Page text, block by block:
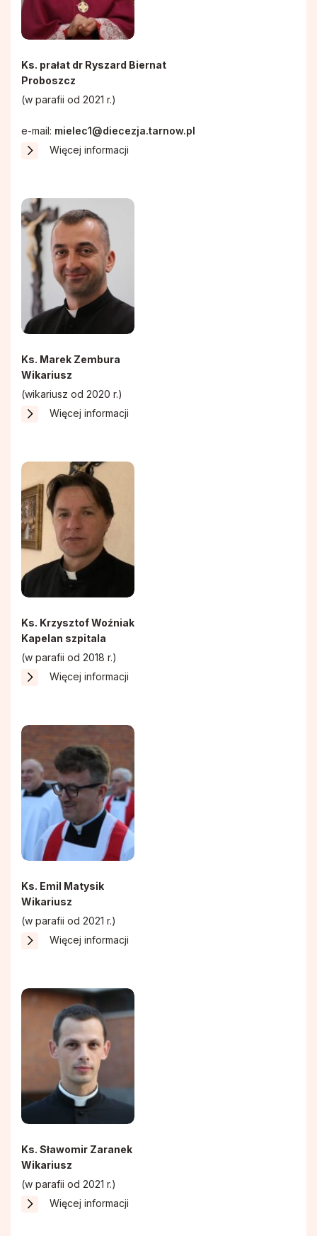
Pismo IKONA
Rodzinne Róże Różańcowe
Promyczki Bożej Miłości
Rycerstwo Niepokalanej
Schola Dziecięca Boże Nutki
Służba Liturgiczna Ołtarza
Towarzystwo Przyjaciół WSD w Tarnowie
Krucjata Wyzwolenia Człowieka
Rycerze św. Jana Pawła II
Apostolstwo Pomocy Duszom Czyśćcowym
Wspólnota modlitewna "Ojczyzna"
Duszpasterstwo Chorych i Samotnych
Chór Parafialny
Ks. prałat dr Ryszard Biernat
Proboszcz
(w parafii od 2021 r.)
e-mail: mielec1@diecezja.tarnow.pl
Więcej informacji
Ks. Marek Zembura
Wikariusz
(wikariusz od 2020 r.)
Więcej informacji
Ks. Krzysztof Woźniak
Kapelan szpitala
(w parafii od 2018 r.)
Więcej informacji
Ks. Emil Matysik
Wikariusz
(w parafii od 2021 r.)
Więcej informacji
Ks. Sławomir Zaranek
Wikariusz
(w parafii od 2021 r.)
Więcej informacji